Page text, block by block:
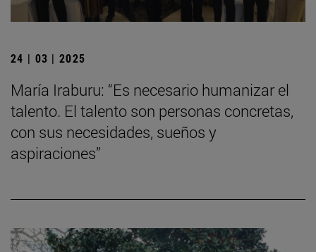
24 | 03 | 2025
María Iraburu: “Es necesario humanizar el
talento. El talento son personas concretas,
con sus necesidades, sueños y
aspiraciones”